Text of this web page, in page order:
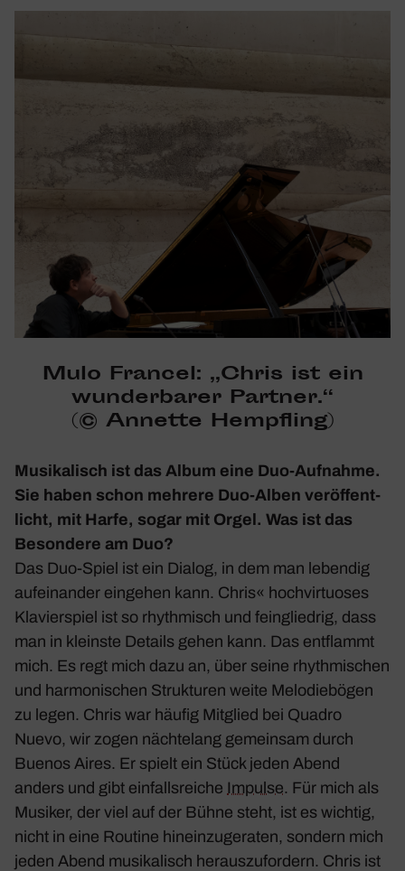
Mulo Francel: „Chris ist ein
wunder­barer Partner.“
(© Annette Hempf­ling)
Musi­ka­lisch ist das Album eine Duo-Aufnahme.
Sie haben schon mehrere Duo-Alben veröf­fent­
licht, mit Harfe, sogar mit Orgel. Was ist das
Beson­dere am Duo?
Das Duo-Spiel ist ein Dialog, in dem man lebendig
aufein­ander eingehen kann. Chris« hoch­vir­tuoses
Klavier­spiel ist so rhyth­misch und fein­gliedrig, dass
man in kleinste Details gehen kann. Das entflammt
mich. Es regt mich dazu an, über seine rhyth­mi­schen
und harmo­ni­schen Struk­turen weite Melo­die­bögen
zu legen. Chris war häufig Mitglied bei Quadro
Nuevo, wir zogen näch­te­lang gemeinsam durch
Buenos Aires. Er spielt ein Stück jeden Abend
anders und gibt einfalls­reiche Impulse. Für mich als
Musiker, der viel auf der Bühne steht, ist es wichtig,
nicht in eine Routine hinein­zu­ge­raten, sondern mich
jeden Abend musi­ka­lisch heraus­zu­for­dern. Chris ist